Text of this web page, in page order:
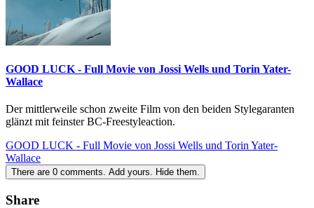
GOOD LUCK - Full Movie von Jossi Wells und Torin Yater-
Wallace
Der mittlerweile schon zweite Film von den beiden Stylegaranten
glänzt mit feinster BC-Freestyleaction.
GOOD LUCK - Full Movie von Jossi Wells und Torin Yater-
Wallace
There are 0 comments. Add yours. Hide them.
Share